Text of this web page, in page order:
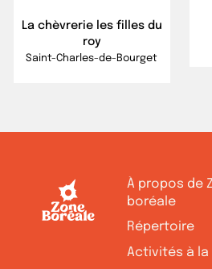
La chèvrerie les filles du
roy
Saint-Charles-de-Bourget
À propos de
boréale
Répertoire
Activités à la